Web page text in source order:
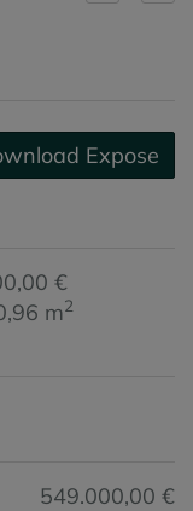
Expose
€
m2
549.000,00 €